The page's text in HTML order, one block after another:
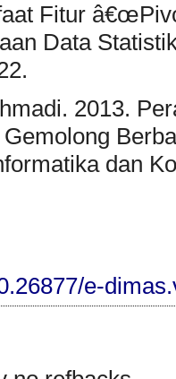
Fitur
Data
2013.
dan
e-